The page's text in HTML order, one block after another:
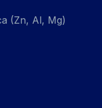
(Zn, Al, Mg)